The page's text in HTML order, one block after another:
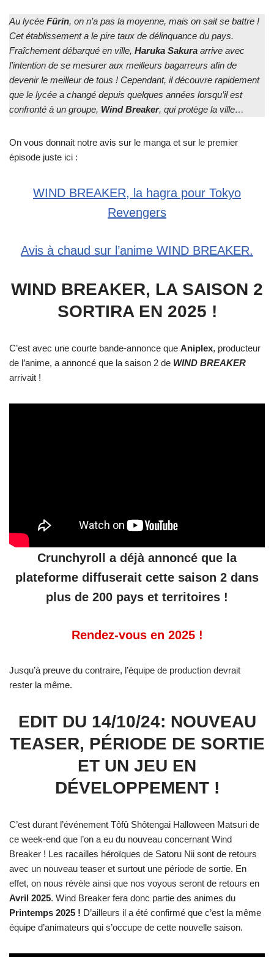
Au lycée Fûrin, on n’a pas la moyenne, mais on sait se battre !
Cet établissement a le pire taux de délinquance du pays.
Fraîchement débarqué en ville, Haruka Sakura arrive avec
l’intention de se mesurer aux meilleurs bagarreurs afin de
devenir le meilleur de tous ! Cependant, il découvre rapidement
que le lycée a changé depuis quelques années lorsqu’il est
confronté à un groupe, Wind Breaker, qui protège la ville…
On vous donnait notre avis sur le manga et sur le premier
épisode juste ici :
WIND BREAKER, la hagra pour Tokyo
Revengers
Avis à chaud sur l’anime WIND BREAKER.
WIND BREAKER, LA SAISON 2
SORTIRA EN 2025 !
C’est avec une courte bande-annonce que Aniplex, producteur
de l’anime, a annoncé que la saison 2 de WIND BREAKER
arrivait !
Crunchyroll a déjà annoncé que la
plateforme diffuserait cette saison 2 dans
plus de 200 pays et territoires !
Rendez-vous en 2025 !
Jusqu’à preuve du contraire, l’équipe de production devrait
rester la même.
EDIT DU 14/10/24: NOUVEAU
TEASER, PÉRIODE DE SORTIE
ET UN JEU EN
DÉVELOPPEMENT !
C’est durant l’événement Tôfû Shôtengai Halloween Matsuri de
ce week-end que l’on a eu du nouveau concernant Wind
Breaker ! Les racailles héroïques de Satoru Nii sont de retours
avec un nouveau teaser et surtout une période de sortie. En
effet, on nous révèle ainsi que nos voyous seront de retours en
Avril 2025. Wind Breaker fera donc partie des animes du
Printemps 2025 ! D’ailleurs il a été confirmé que c’est la même
équipe d’animateurs qui s’occupe de cette nouvelle saison.